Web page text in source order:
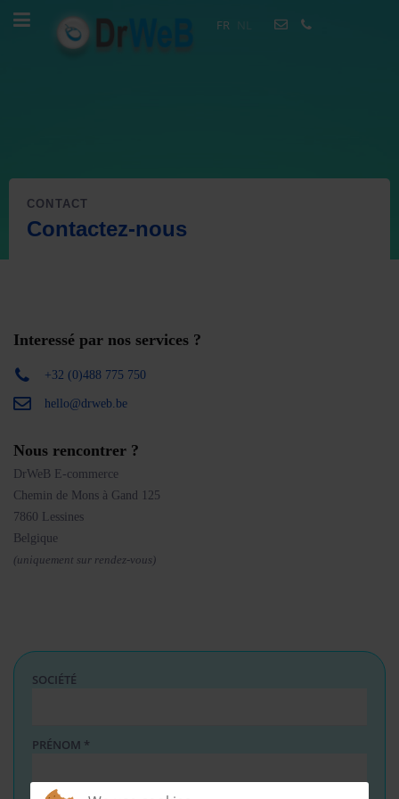
FR NL
CONTACT
Contactez-nous
Interessé par nos services ?
+32 (0)488 775 750
hello@drweb.be
Nous rencontrer ?
DrWeB E-commerce
Chemin de Mons à Gand 125
7860 Lessines
Belgique
(uniquement sur rendez-vous)
SOCIÉTÉ
PRÉNOM *